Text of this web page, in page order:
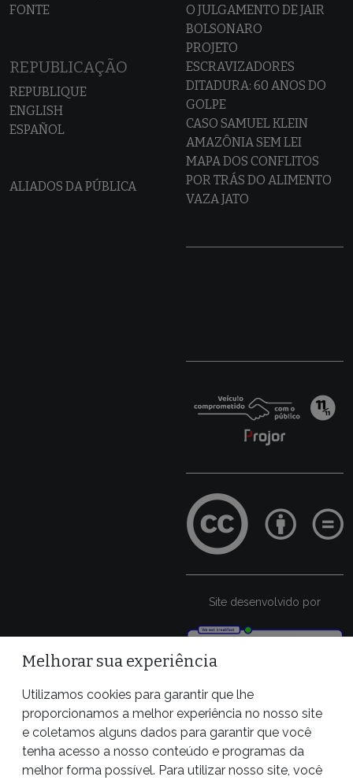
FONTE
REPUBLICAÇÃO
REPUBLIQUE
ENGLISH
ESPAÑOL
ALIADOS DA PÚBLICA
O JULGAMENTO DE JAIR
BOLSONARO
PROJETO
ESCRAVIZADORES
DITADURA: 60 ANOS DO
GOLPE
CASO SAMUEL KLEIN
AMAZÔNIA SEM LEI
MAPA DOS CONFLITOS
POR TRÁS DO ALIMENTO
VAZA JATO
Site desenvolvido por
Melhorar sua experiência
Utilizamos cookies para garantir que lhe
proporcionamos a melhor experiência no nosso site
e coletamos alguns dados para garantir que você
tenha acesso a nosso conteúdo e programas da
melhor forma possível. Para utilizar nosso site, você